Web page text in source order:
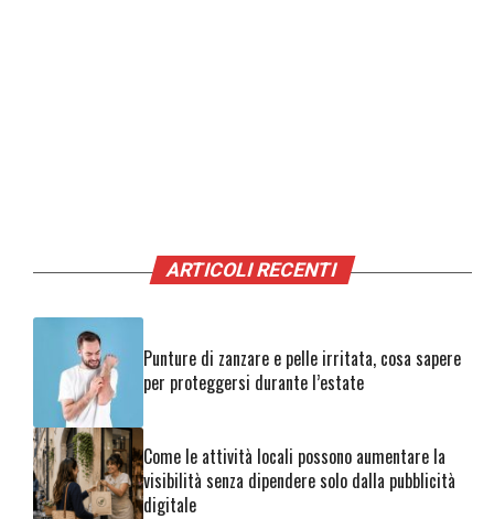
ARTICOLI RECENTI
Punture di zanzare e pelle irritata, cosa sapere
per proteggersi durante l’estate
Come le attività locali possono aumentare la
visibilità senza dipendere solo dalla pubblicità
digitale